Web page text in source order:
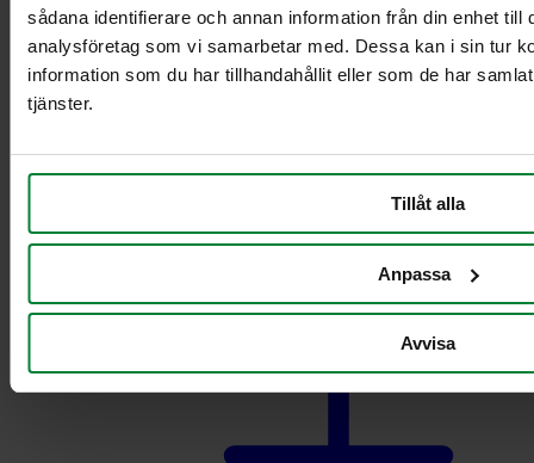
sådana identifierare och annan information från din enhet
analysföretag som vi samarbetar med. Dessa kan i sin tur
information som du har tillhandahållit eller som de har
tjänster.
Tillåt alla
Anpassa
Avvisa
Säkinpidike Midi
Dynamic FZB
Säkinpidike Midi
Dynamic FZB
Säkinpidike Mini
FZB
Lisävarusteet jätekäsittely sisätiloissa